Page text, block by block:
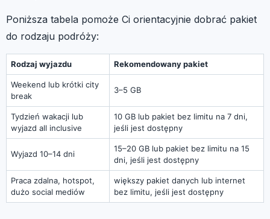
Poniższa tabela pomoże Ci orientacyjnie dobrać pakiet
do rodzaju podróży:
Rodzaj wyjazdu Rekomendowany pakiet
Weekend lub krótki city
break
3–5 GB
Tydzień wakacji lub
wyjazd all inclusive
10 GB lub pakiet bez limitu na 7 dni,
jeśli jest dostępny
Wyjazd 10–14 dni
15–20 GB lub pakiet bez limitu na 15
dni, jeśli jest dostępny
Praca zdalna, hotspot,
dużo social mediów
większy pakiet danych lub internet
bez limitu, jeśli jest dostępny